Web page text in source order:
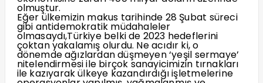
olmuştur.
Eğer ülkemizin makus tarihinde 28 Şubat süreci
gibi antidemokratik müdahaleler
olmasaydı,Türkiye belki de 2023 hedeflerini
çoktan yakalamış olurdu. Ne acıdır ki, o
dönemde ağızlardan düşmeyen ‘yeşil sermaye’
nitelendirmesi ile birçok sanayicimizin tırnakları
ile kazıyarak ülkeye kazandırdığı işletmelerine